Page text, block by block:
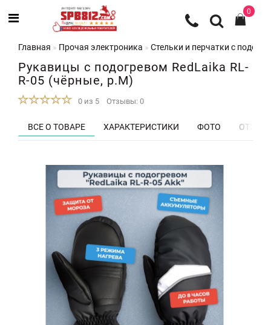
0
Главная Прочая электроника Стельки и перчатки с
Рукавицы с подогревом RedLaika RL-
R-05 (чёрные, р.M)
0 из 5 Отзывы: 0
ВСЕ О ТОВАРЕ ХАРАКТЕРИСТИКИ ФОТО